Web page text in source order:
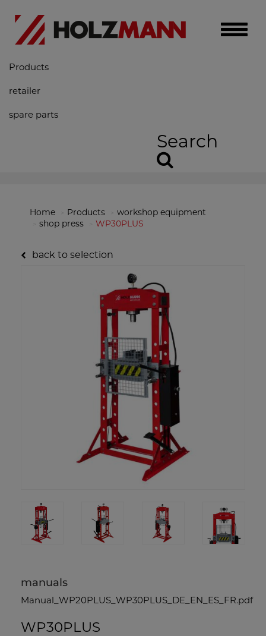
Toggle
Products
retailer
spare parts
Search
Home Products
workshop equipment
shop press
WP30PLUS
back to selection
manuals
Manual_WP20PLUS_WP30PLUS_DE_EN_ES_FR.pdf
WP30PLUS